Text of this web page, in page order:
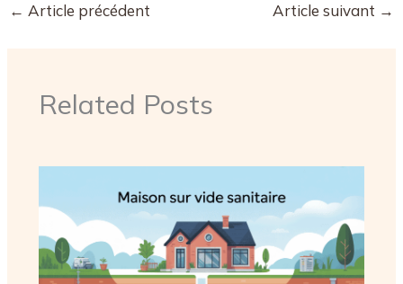
← Article précédent Article suivant →
Related Posts